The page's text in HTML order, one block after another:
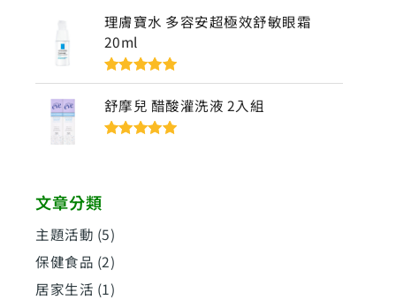
理膚寶水 多容安超極效舒敏眼霜
20ml
評分5滿分
5
舒摩兒 醋酸灌洗液 2入組
文章分類
主題活動 (5)
保健食品 (2)
居家生活 (1)